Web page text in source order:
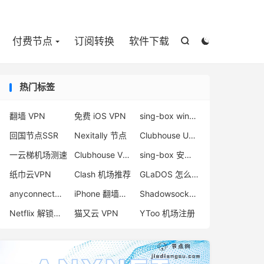


付费节点 订阅转换 软件下载
热门标签
翻墙 VPN 免费 iOS VPN
sing-box windows客户端
回国节点SSR
Nexitally 节点
Clubhouse UDP
一云梯机场测速
Clubhouse VPN
sing-box 安卓配置
纸巾云VPN
Clash 机场推荐
GLaDOS 怎么样
anyconnect梯子
iPhone 翻墙代理软件
Shadowsocks-2022 搭建
Netflix 解锁机场
猫又云 VPN YToo 机场注册